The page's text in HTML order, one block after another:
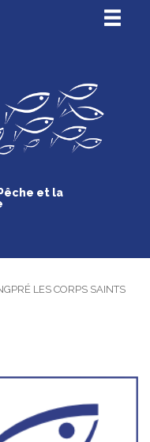
Pêche et la
LES CORPS SAINTS